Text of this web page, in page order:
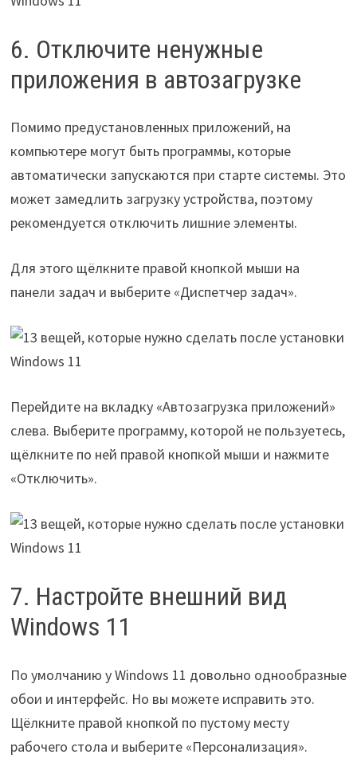
6. Отключите ненужные
приложения в автозагрузке
Помимо предустановленных приложений, на
компьютере могут быть программы, которые
автоматически запускаются при старте системы. Это
может замедлить загрузку устройства, поэтому
рекомендуется отключить лишние элементы.
Для этого щёлкните правой кнопкой мыши на
панели задач и выберите «Диспетчер задач».
Перейдите на вкладку «Автозагрузка приложений»
слева. Выберите программу, которой не пользуетесь,
щёлкните по ней правой кнопкой мыши и нажмите
«Отключить».
7. Настройте внешний вид
Windows 11
По умолчанию у Windows 11 довольно однообразные
обои и интерфейс. Но вы можете исправить это.
Щёлкните правой кнопкой по пустому месту
рабочего стола и выберите «Персонализация».